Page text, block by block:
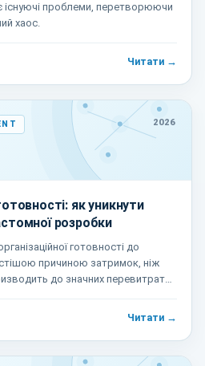
проблеми, перетворюючи
хаос.
Читати →
2026
як уникнути
розробки
готовності до
причиною затримок, ніж
до значних перевитрат
Читати →